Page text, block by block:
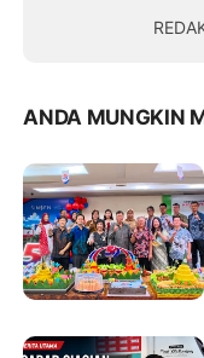
ANDA MUNGKIN